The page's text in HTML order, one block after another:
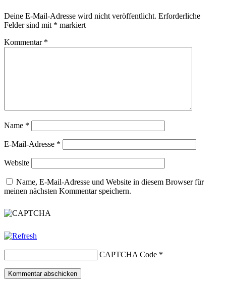
Deine E-Mail-Adresse wird nicht veröffentlicht. Erforderliche
Felder sind mit * markiert
Kommentar *
Name *
E-Mail-Adresse *
Website
Name, E-Mail-Adresse und Website in diesem Browser für
meinen nächsten Kommentar speichern.
CAPTCHA Code *